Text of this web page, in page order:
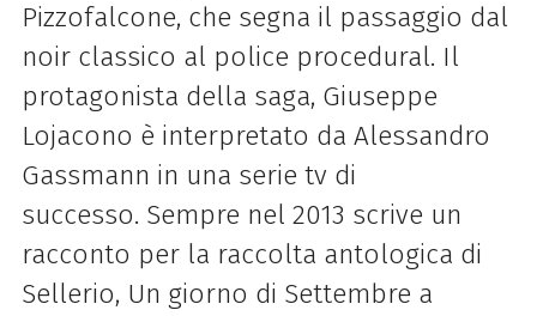
Pizzofalcone, che segna il passaggio dal
noir classico al police procedural. Il
protagonista della saga, Giuseppe
Lojacono è interpretato da Alessandro
Gassmann in una serie tv di
successo. Sempre nel 2013 scrive un
racconto per la raccolta antologica di
Sellerio, Un giorno di Settembre a